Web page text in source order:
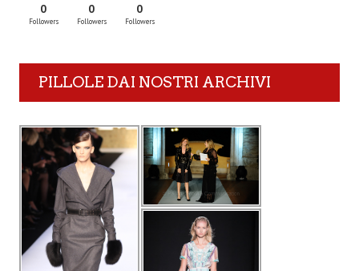
0
Followers
0
Followers
0
Followers
PILLOLE DAI NOSTRI ARCHIVI